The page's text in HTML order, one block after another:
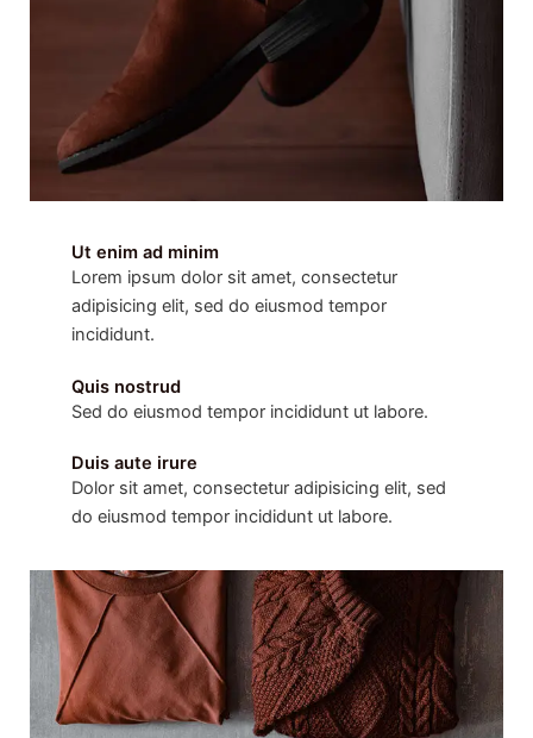
Ut enim ad minim
Lorem ipsum dolor sit amet, consectetur
adipisicing elit, sed do eiusmod tempor
incididunt.
Quis nostrud
Sed do eiusmod tempor incididunt ut labore.
Duis aute irure
Dolor sit amet, consectetur adipisicing elit, sed
do eiusmod tempor incididunt ut labore.